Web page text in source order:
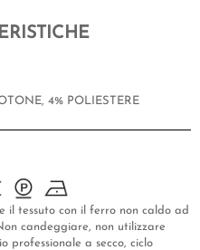
4% POLIESTERE
il tessuto con il ferro non caldo ad
candeggiare, non utilizzare
professionale a secco, ciclo